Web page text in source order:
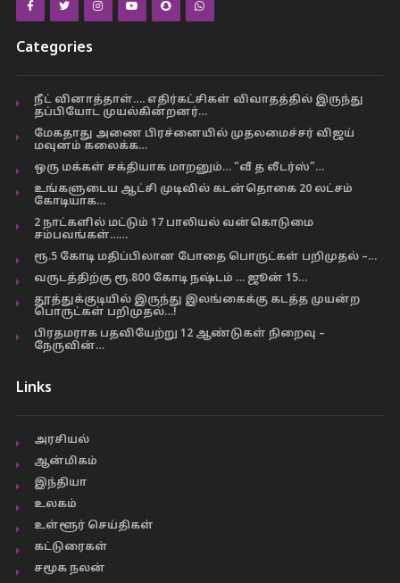
Categories
நீட் வினாத்தாள்…. எதிர்கட்சிகள் விவாதத்தில் இருந்து
தப்பியோட முயல்கின்றனர்…
மேகதாது அணை பிரச்னையில் முதலமைச்சர் விஜய்
மவுனம் கலைக்க…
ஒரு மக்கள் சக்தியாக மாறனும்… “வீ த லீடர்ஸ்”…
உங்களுடைய ஆட்சி முடிவில் கடன்தொகை 20 லட்சம்
கோடியாக…
2 நாட்களில் மட்டும் 17 பாலியல் வன்கொடுமை
சம்பவங்கள்……
ரூ.5 கோடி மதிப்பிலான போதை பொருட்கள் பறிமுதல் –…
வருடத்திற்கு ரூ.800 கோடி நஷ்டம் … ஜூன் 15…
தூத்துக்குடியில் இருந்து இலங்கைக்கு கடத்த முயன்ற
பொருட்கள் பறிமுதல்…!
பிரதமராக பதவியேற்று 12 ஆண்டுகள் நிறைவு –
நேருவின்…
Links
அரசியல்
ஆன்மிகம்
இந்தியா
உலகம்
உள்ளூர் செய்திகள்
கட்டுரைகள்
சமூக நலன்